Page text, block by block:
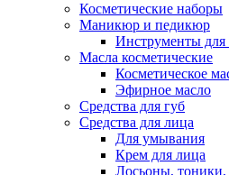
Косметические наборы
Маникюр и педикюр
Инструменты
Масла косметические
Косметическое
Эфирное масло
Средства для губ
Средства для лица
Для умывания
Крем для лица
Лосьоны, тоники,